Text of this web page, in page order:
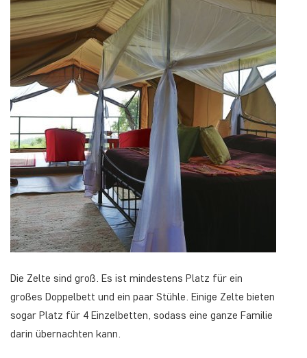
Die Zelte sind groß. Es ist mindestens Platz für ein
großes Doppelbett und ein paar Stühle. Einige Zelte bieten
sogar Platz für 4 Einzelbetten, sodass eine ganze Familie
darin übernachten kann.